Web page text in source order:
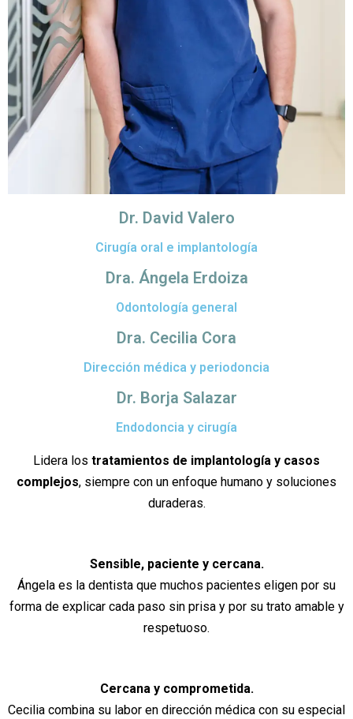
Dr. David Valero
Cirugía oral e implantología
Dra. Ángela Erdoiza
Odontología general
Dra. Cecilia Cora
Dirección médica y periodoncia
Dr. Borja Salazar
Endodoncia y cirugía
Lidera los tratamientos de implantología y casos
complejos, siempre con un enfoque humano y soluciones
duraderas.
Sensible, paciente y cercana.
Ángela es la dentista que muchos pacientes eligen por su
forma de explicar cada paso sin prisa y por su trato amable y
respetuoso.
Cercana y comprometida.
Cecilia combina su labor en dirección médica con su especial